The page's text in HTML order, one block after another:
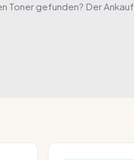
Toner gefunden? Der Ankauf